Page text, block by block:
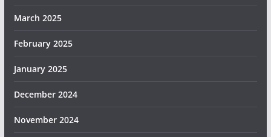
March 2025
February 2025
January 2025
December 2024
November 2024